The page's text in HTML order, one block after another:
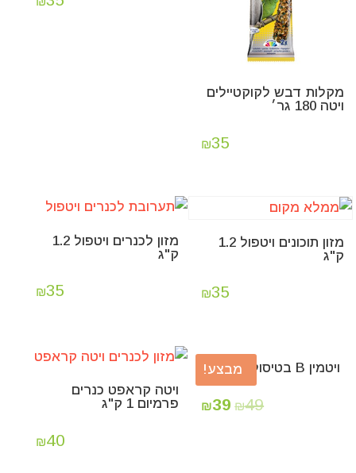
מקלות דבש לקוקטיילים
ויטה 180 גר׳
₪35
מזון תוכונים ויטפול 1.2
ק"ג
₪35
מזון לכנרים ויטפול 1.2
ק"ג
₪35
מבצע! ויטמין B בטיסול לתוכים.
₪49
₪39
ויטה קראפט כנרים
פרמיום 1 ק"ג
₪40